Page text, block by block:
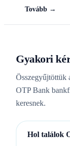
Tovább →
Gyakori
Összegyűjtöttük
OTP Bank
keresnek.
Hol találok